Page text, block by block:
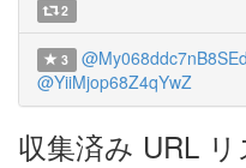
2
3 @My068ddc7nB8SEd
@YiiMjop68Z4qYwZ
収集済み URL リ